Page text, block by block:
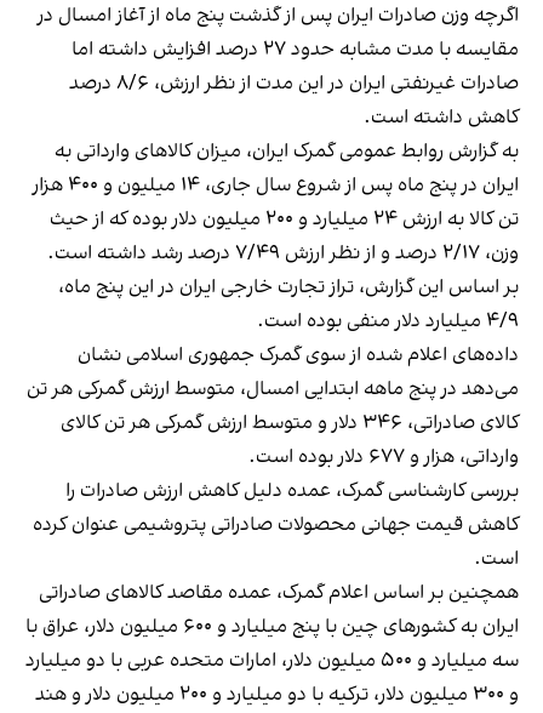
اگرچه وزن صادرات ایران پس از گذشت پنج ماه از آغاز امسال در
مقایسه با مدت مشابه حدود ۲۷ درصد افزایش داشته اما
صادرات غیرنفتی ایران در این مدت از نظر ارزش، ۸/۶ درصد
کاهش داشته است.
به گزارش روابط عمومی گمرک ایران، میزان کالاهای وارداتی به
ایران در پنج ماه پس از شروع سال جاری، ۱۴ میلیون و ۴۰۰ هزار
تن کالا به ارزش ۲۴ میلیارد و ۲۰۰ میلیون دلار بوده که از حیث
وزن، ۲/۱۷ درصد و از نظر ارزش ۷/۴۹ درصد رشد داشته است.
بر اساس این گزارش، تراز تجارت خارجی ایران در این پنج ماه،
۴/۹ میلیارد دلار منفی بوده است.
داده‌های اعلام شده از سوی گمرک جمهوری اسلامی نشان
می‌دهد در پنج ماهه ابتدایی امسال، متوسط ارزش گمرکی هر تن
کالای صادراتی، ۳۴۶ دلار و متوسط ارزش گمرکی هر تن کالای
وارداتی، هزار و ۶۷۷ دلار بوده است.
بررسی کارشناسی گمرک، عمده دلیل کاهش ارزش صادرات را
کاهش قیمت جهانی محصولات صادراتی پتروشیمی عنوان کرده
است.
همچنین بر اساس اعلام گمرک، عمده مقاصد کالاهای صادراتی
ایران به کشورهای چین با پنج میلیارد و ۶۰۰ میلیون دلار، عراق با
سه میلیارد و ۵۰۰ میلیون دلار، امارات متحده عربی با دو میلیارد
و ۳۰۰ میلیون دلار، ترکیه با دو میلیارد و ۲۰۰ میلیون دلار و هند